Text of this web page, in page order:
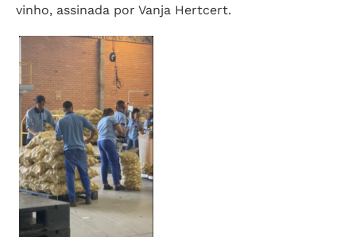
vinho, assinada por Vanja Hertcert.